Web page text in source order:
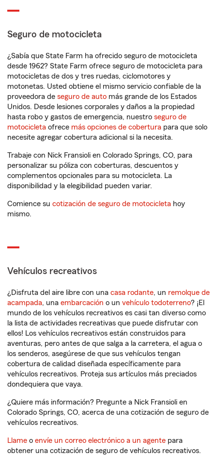
Seguro de motocicleta
¿Sabía que State Farm ha ofrecido seguro de motocicleta
desde 1962? State Farm ofrece seguro de motocicleta para
motocicletas de dos y tres ruedas, ciclomotores y
motonetas. Usted obtiene el mismo servicio confiable de la
proveedora de seguro de auto más grande de los Estados
Unidos. Desde lesiones corporales y daños a la propiedad
hasta robo y gastos de emergencia, nuestro seguro de
motocicleta ofrece más opciones de cobertura para que solo
necesite agregar cobertura adicional si la necesita.
Trabaje con Nick Fransioli en Colorado Springs, CO, para
personalizar su póliza con coberturas, descuentos y
complementos opcionales para su motocicleta. La
disponibilidad y la elegibilidad pueden variar.
Comience su cotización de seguro de motocicleta hoy
mismo.
Vehículos recreativos
¿Disfruta del aire libre con una casa rodante, un remolque de
acampada, una embarcación o un vehículo todoterreno? ¡El
mundo de los vehículos recreativos es casi tan diverso como
la lista de actividades recreativas que puede disfrutar con
ellos! Los vehículos recreativos están construidos para
aventuras, pero antes de que salga a la carretera, el agua o
los senderos, asegúrese de que sus vehículos tengan
cobertura de calidad diseñada específicamente para
vehículos recreativos. Proteja sus artículos más preciados
dondequiera que vaya.
¿Quiere más información? Pregunte a Nick Fransioli en
Colorado Springs, CO, acerca de una cotización de seguro de
vehículos recreativos.
Llame o envíe un correo electrónico a un agente para
obtener una cotización de seguro de vehículos recreativos.